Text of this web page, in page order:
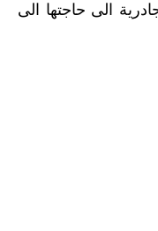
الى حاجتها الى